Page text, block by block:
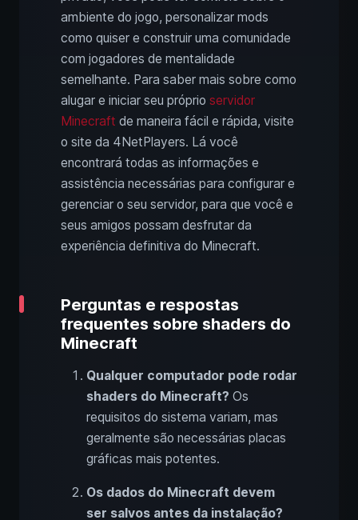
ambiente do jogo, personalizar mods
como quiser e construir uma comunidade
com jogadores de mentalidade
semelhante. Para saber mais sobre como
alugar e iniciar seu próprio servidor
Minecraft de maneira fácil e rápida, visite
o site da 4NetPlayers. Lá você
encontrará todas as informações e
assistência necessárias para configurar e
gerenciar o seu servidor, para que você e
seus amigos possam desfrutar da
experiência definitiva do Minecraft.
Perguntas e respostas
frequentes sobre shaders do
Minecraft
Qualquer computador pode rodar
shaders do Minecraft? Os
requisitos do sistema variam, mas
geralmente são necessárias placas
gráficas mais potentes.
Os dados do Minecraft devem
ser salvos antes da instalação?